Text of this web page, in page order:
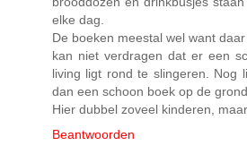
elke dag.
De boeken meestal wel want
kan niet verdragen dat er een
living ligt rond te slingeren. Nog
dan een schoon boek op de grond
Hier dubbel zoveel kinderen,
Beantwoorden